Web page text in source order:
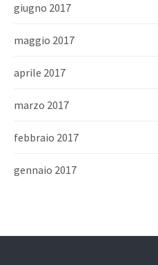
giugno 2017
maggio 2017
aprile 2017
marzo 2017
febbraio 2017
gennaio 2017